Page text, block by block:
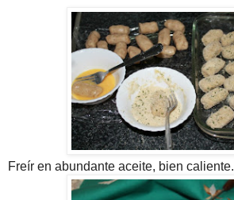
Freír en abundante aceite, bien caliente.